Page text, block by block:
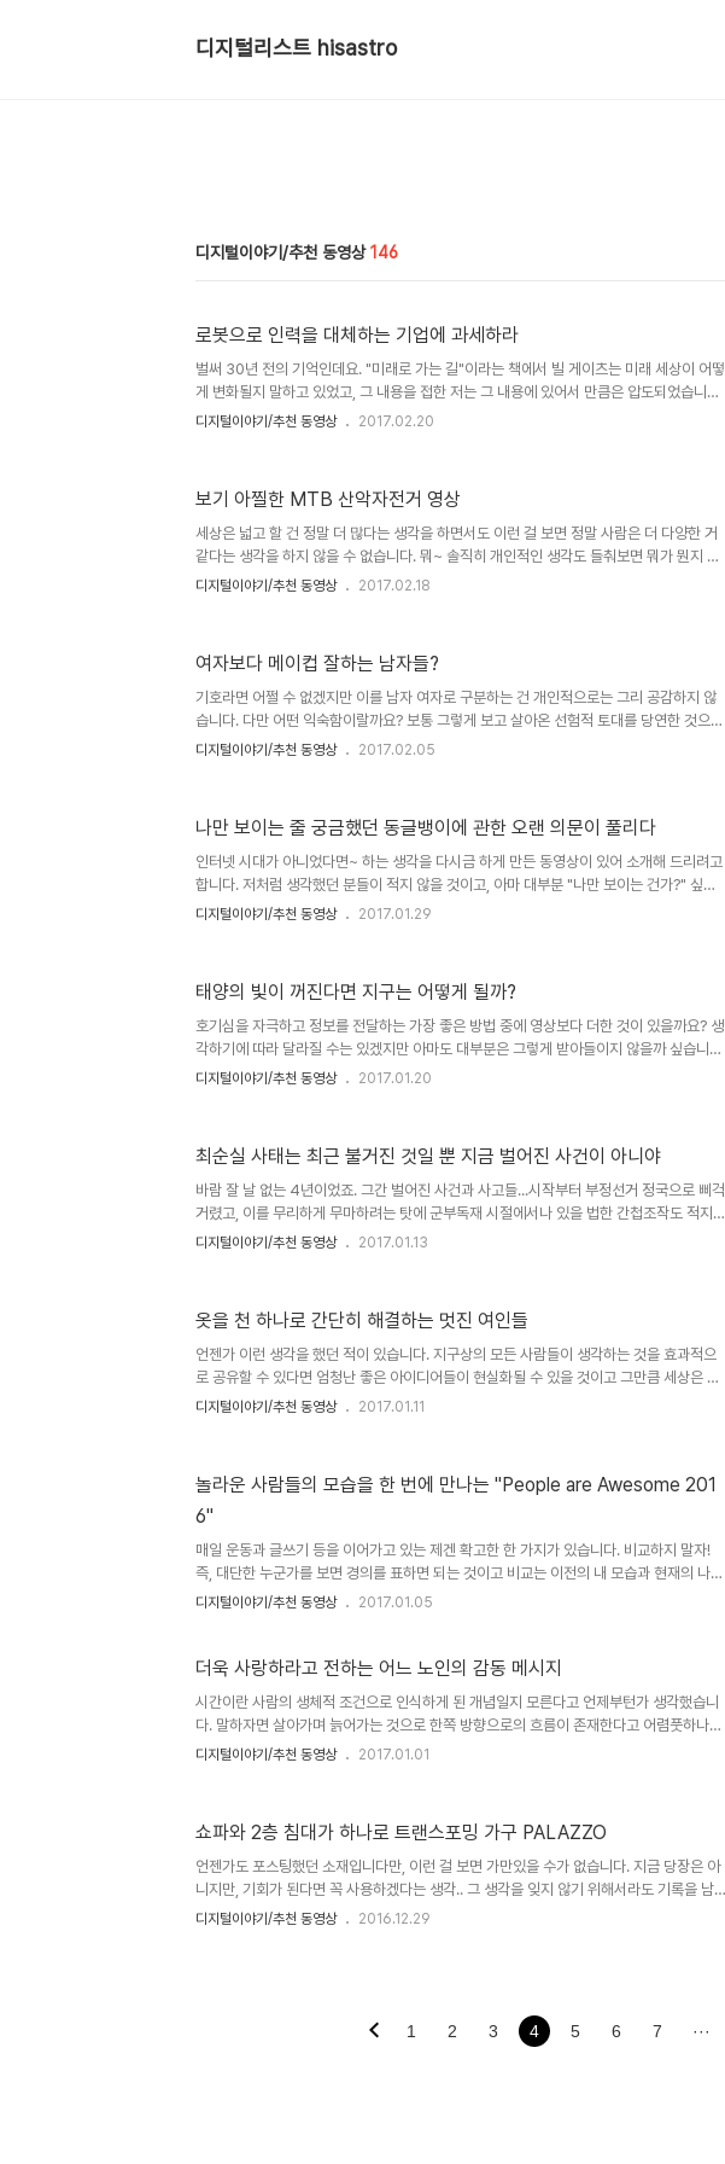
디지털리스트 hisastro
디지털이야기/추천 동영상 146
로봇으로 인력을 대체하는 기업에 과세하라
벌써 30년 전의 기억인데요. "미래로 가는 길"이라는 책에서 빌 게이츠는 미래 세상이 어떻
게 변화될지 말하고 있었고, 그 내용을 접한 저는 그 내용에 있어서 만큼은 압도되었습니다.
그 당시는 물론, 그 훨씬 이전까지도 그에 대해 좋은 생각이라곤 전혀 해본 적 없던 저였음
찾아보았던 건 아니었음에도 말이죠. 특히 "치명적 오류"는 정말 치명적이었다고 할 수 있
습니다. 그렇다고 아무런 이유나 판단 없이 동요되었던 생각은 아닙니다. 닭과 달걀의..
디지털이야기/추천 동영상 2017.02.20
보기 아찔한 MTB 산악자전거 영상
세상은 넓고 할 건 정말 더 많다는 생각을 하면서도 이런 걸 보면 정말 사람은 더 다양한 거
같다는 생각을 하지 않을 수 없습니다. 뭐~ 솔직히 개인적인 생각도 들춰보면 뭐가 뭔지 한
나도 모르겠다는 사실도 인정할 수밖에 없긴 합니다. 아는 게 하나도 없는데... 뭐~ 그냥 느
이 삶을 연연해(?) 하지 않을 마음의 준비라도 되어 있기 때문은 아닐 텐데 말이죠. 눈을 의
심하게 만드는 영상 언젠가 지상 최대 높이의 타워를 맨 손으로 오르는..
디지털이야기/추천 동영상 2017.02.18
여자보다 메이컵 잘하는 남자들?
기호라면 어쩔 수 없겠지만 이를 남자 여자로 구분하는 건 개인적으로는 그리 공감하지 않
습니다. 다만 어떤 익숙함이랄까요? 보통 그렇게 보고 살아온 선험적 토대를 당연한 것으로
받아들이게 되었다는 걸 핑계 아닌 핑계로 에둘러 말할 수는 있을 것 같습니다. 며칠 전
에 관심이 없더라도 눈 요깃거리로 충분히 볼만하다는 생각이 들었습니다. 하도 요지경인
세태가 대세인 요즘이라서 이런 볼거리는 깜도 되지 않겠으나 그래도 남자들이 자신만의 특
색을 살리며..
디지털이야기/추천 동영상 2017.02.05
나만 보이는 줄 궁금했던 동글뱅이에 관한 오랜 의문이 풀리다
인터넷 시대가 아니었다면~ 하는 생각을 다시금 하게 만든 동영상이 있어 소개해 드리려고
합니다. 저처럼 생각했던 분들이 적지 않을 것이고, 아마 대부분 "나만 보이는 건가?" 싶은
분들이 대부분이었을 겁니다. 하지만 그게 또한 궁금해도 뭐라 딱히 말할 수 있는 명칭도 몰
고, 어떤 때는 마치 게임하는 기분으로 그 의문의 물체(?)를 따라가며 쳐다보기도 했습니다.
솔직히 어떤 UFO와 같은 걸 상상하기도 했습니다. 얼마 전 우연히 딸아이와 얘..
디지털이야기/추천 동영상 2017.01.29
태양의 빛이 꺼진다면 지구는 어떻게 될까?
호기심을 자극하고 정보를 전달하는 가장 좋은 방법 중에 영상보다 더한 것이 있을까요? 생
각하기에 따라 달라질 수는 있겠지만 아마도 대부분은 그렇게 받아들이지 않을까 싶습니다.
이는 저 역시 부인할 수 없는 사항이기도 합니다. 최첨단 디지털 영상 편집기술이 접목된 시
는 재미로 볼 필요가 있긴 하겠으나... 알고 있던 이들이야 아무리 대단한 홍보영상을 제작
해 현혹시켜도 눈 하나 깜짝하지 않았었지만... 쥐 무리가 이 땅을 헤집어 엎었던 死대강
사..
디지털이야기/추천 동영상 2017.01.20
최순실 사태는 최근 불거진 것일 뿐 지금 벌어진 사건이 아니야
바람 잘 날 없는 4년이었죠. 그간 벌어진 사건과 사고들...시작부터 부정선거 정국으로 삐걱
거렸고, 이를 무리하게 무마하려는 탓에 군부독재 시절에서나 있을 법한 간첩조작도 적지
않았음이 드러났었구요. 그리고,청와대 대변인의 미국발 성추행 사건, NLL 대화록 논란, 경
성공단 폐쇄, 경주 지진, 사드 배치 논란, 물대포 난사로 인한 백남기 농민 사망 사건, 일본군
위안부 협상, 한일 군사정보포괄보호협정, 테러방지법 논란, 이어지는 비..
디지털이야기/추천 동영상 2017.01.13
옷을 천 하나로 간단히 해결하는 멋진 여인들
언젠가 이런 생각을 했던 적이 있습니다. 지구상의 모든 사람들이 생각하는 것을 효과적으
로 공유할 수 있다면 엄청난 좋은 아이디어들이 현실화될 수 있을 것이고 그만큼 세상은 좋
아질 거라고 말이죠. 그땐 지금처럼 정보시대가 아니었기 때문에 그 생각은 현실적이지 못
램 일뿐이지만 그런 의미에서 이런 동영상의 공유가 누군가에게 전달되어 조금이라도 유용
할 수 있다면 좋겠다 싶기도 합니다. 뭐~ 물론 그보다 먼저 제가 기억하고 싶고 응용할 기회
를 포착(?)하기..
디지털이야기/추천 동영상 2017.01.11
놀라운 사람들의 모습을 한 번에 만나는 "People are Awesome 201
6"
매일 운동과 글쓰기 등을 이어가고 있는 제겐 확고한 한 가지가 있습니다. 비교하지 말자!
즉, 대단한 누군가를 보면 경의를 표하면 되는 것이고 비교는 이전의 내 모습과 현재의 나를
대상으로 한다는 것입니다. 솔직히 "확고한"이라는 수식어를 붙였지만, 그건 쉽지 않기 때
라움과 심지어 숙연함을 느끼면서 그렇지 못한 나의 모습이 왠지 작게 느껴지는 건 사람으
른 영향이라는 것을 배제할 수도 없겠습니다만. 소셜네트워크에서 활약하는 많은 이들이 있
습..
디지털이야기/추천 동영상 2017.01.05
더욱 사랑하라고 전하는 어느 노인의 감동 메시지
시간이란 사람의 생체적 조건으로 인식하게 된 개념일지 모른다고 언제부턴가 생각했습니
다. 말하자면 살아가며 늙어가는 것으로 한쪽 방향으로의 흐름이 존재한다고 어렴풋하나마
생각하게 된 것이라고 할 수 있습니다. 하루하루를 투쟁하듯 살아가는 이들에게 이런 생각
아갑니다. 어제와 다를 것이 없어 보여도 당장 1월 1일인 오늘을 기준으로 어제는 1년 전이
라는 구분을 위한 분명한 선이 그어져 있으니까요. 그렇게 어제와 다르지 않다고 느끼면서
도 어제와는 다른 오늘..
디지털이야기/추천 동영상 2017.01.01
쇼파와 2층 침대가 하나로 트랜스포밍 가구 PALAZZO
언젠가도 포스팅했던 소재입니다만, 이런 걸 보면 가만있을 수가 없습니다. 지금 당장은 아
니지만, 기회가 된다면 꼭 사용하겠다는 생각.. 그 생각을 잊지 않기 위해서라도 기록을 남
기고자 합니다. ^^ 공간 활용을 위한 최적의 가구 상기 포스트 소재의 원천이라고 할 수 있
나요? ^^;Resource Furniture는 Palazzo(궁전)란 이름..
디지털이야기/추천 동영상 2016.12.29
1 2 3 4 5 6 7 ···